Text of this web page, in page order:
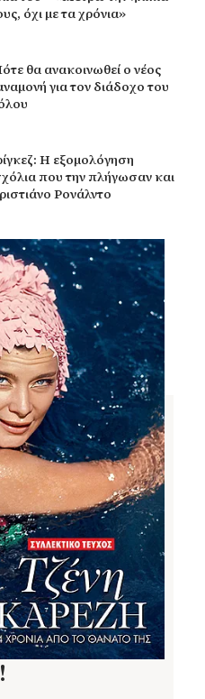
όχι με τα χρόνια»
θα ανακοινωθεί ο νέος
για τον διάδοχο του
Η εξομολόγηση
που την πλήγωσαν και
Ρονάλντο